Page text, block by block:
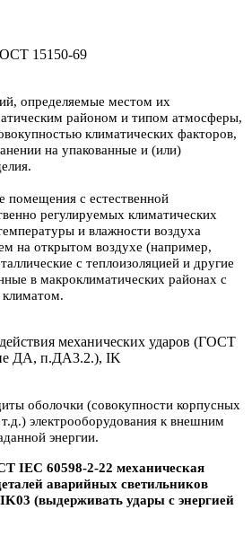
15150-69
определяемые местом их
районом и типом атмосферы,
климатических факторов,
на упакованные и (или)
помещения с естественной
регулируемых климатических
и влажности воздуха
на открытом воздухе (например,
с теплоизоляцией и другие
в макроклиматических районах с
механических ударов (ГОСТ
ДА, п.ДА3.2.), IK
оболочки (совокупности корпусных
т.д.) электрооборудования к внешним
энергии.
IEC 60598-2-22 механическая
аварийных светильников
(выдерживать удары с энергией